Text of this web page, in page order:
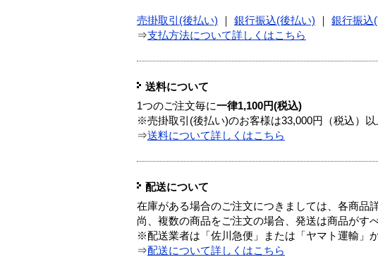
売掛取引(後払い) 銀行振込(後払い) 銀行振込
⇒支払方法について詳しくはこちら
送料について
1つのご注文毎に一律1,100円(税込)
※売掛取引(後払い)のお客様は33,000円（税込）以
⇒送料について詳しくはこちら
配送について
在庫がある場合のご注文につきましては、各商品
尚、複数の商品をご注文の場合、発送は商品がす
※配送業者は「佐川急便」または「ヤマト運輸」
⇒配送について詳しくはこちら